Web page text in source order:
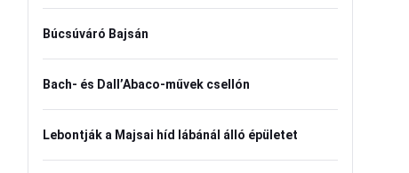
Búcsúváró Bajsán
Bach- és Dall’Abaco-művek csellón
Lebontják a Majsai híd lábánál álló épületet